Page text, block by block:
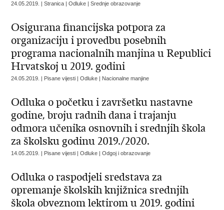
24.05.2019. | Stranica | Odluke | Srednje obrazovanje
Osigurana financijska potpora za
organizaciju i provedbu posebnih
programa nacionalnih manjina u Republici
Hrvatskoj u 2019. godini
24.05.2019. | Pisane vijesti | Odluke | Nacionalne manjine
Odluka o početku i završetku nastavne
godine, broju radnih dana i trajanju
odmora učenika osnovnih i srednjih škola
za školsku godinu 2019./2020.
14.05.2019. | Pisane vijesti | Odluke | Odgoj i obrazovanje
Odluka o raspodjeli sredstava za
opremanje školskih knjižnica srednjih
škola obveznom lektirom u 2019. godini